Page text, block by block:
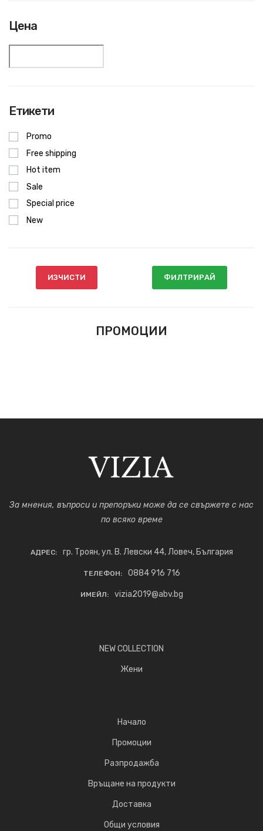
Цена
Етикети
Promo
Free shipping
Hot item
Sale
Special price
New
ИЗЧИСТИ ФИЛТРИРАЙ
ПРОМОЦИИ
За мнения, въпроси и препоръки може да се свържете с нас
по всяко време
АДРЕС: гр. Троян, ул. В. Левски 44, Ловеч, България
ТЕЛЕФОН: 0884 916 716
ИМЕЙЛ: vizia2019@abv.bg
NEW COLLECTION
Жени
Начало
Промоции
Разпродажба
Връщане на продукти
Доставка
Общи условия